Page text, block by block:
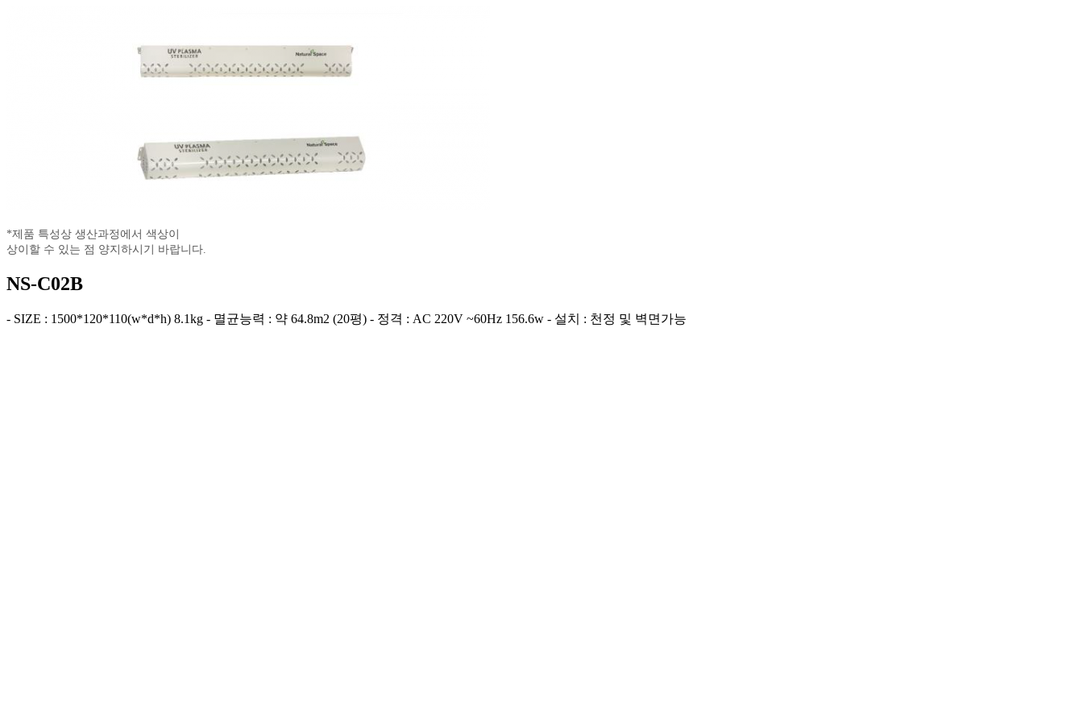
*제품 특성상 생산과정에서 색상이
상이할 수 있는 점 양지하시기 바랍니다.
NS-C02B
- SIZE : 1500*120*110(w*d*h) 8.1kg - 멸균능력 : 약 64.8m2 (20평) - 정격 : AC 220V ~60Hz 156.6w - 설치 : 천정 및 벽면가능